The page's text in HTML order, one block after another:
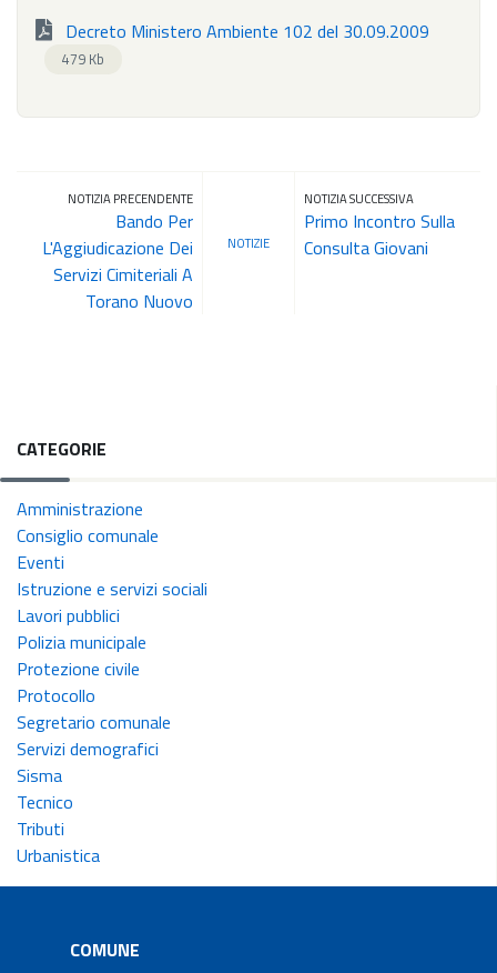
Decreto Ministero Ambiente 102 del 30.09.2009
479 Kb
NOTIZIA PRECENDENTE
Bando Per
L'Aggiudicazione Dei
Servizi Cimiteriali A
Torano Nuovo
NOTIZIE
NOTIZIA SUCCESSIVA
Primo Incontro Sulla
Consulta Giovani
CATEGORIE
Amministrazione
Consiglio comunale
Eventi
Istruzione e servizi sociali
Lavori pubblici
Polizia municipale
Protezione civile
Protocollo
Segretario comunale
Servizi demografici
Sisma
Tecnico
Tributi
Urbanistica
COMUNE